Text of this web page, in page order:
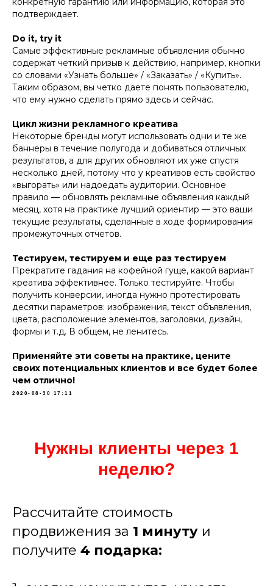
подтверждает.
Do it, try it
Самые эффективные рекламные объявления обычно
содержат четкий призыв к действию, например, кнопки
со словами «Узнать больше» / «Заказать» / «Купить».
Таким образом, вы четко даете понять пользователю,
что ему нужно сделать прямо здесь и сейчас.
Цикл жизни рекламного креатива
Некоторые бренды могут использовать одни и те же
баннеры в течение полугода и добиваться отличных
результатов, а для других обновляют их уже спустя
несколько дней, потому что у креативов есть свойство
«выгорать» или надоедать аудитории. Основное
правило — обновлять рекламные объявления каждый
месяц, хотя на практике лучший ориентир — это ваши
текущие результаты, сделанные в ходе формирования
промежуточных отчетов.
Тестируем, тестируем и еще раз тестируем
Прекратите гадания на кофейной гуще, какой вариант
креатива эффективнее. Только тестируйте. Чтобы
получить конверсии, иногда нужно протестировать
десятки параметров: изображения, текст объявления,
цвета, расположение элементов, заголовки, дизайн,
формы и т.д. В общем, не ленитесь.
Применяйте эти советы на практике, цените
своих потенциальных клиентов и все будет более
чем отлично!
2020-08-30 17:11
Нужны клиенты через 1
неделю?
Рассчитайте стоимость
продвижения за 1 минуту и
получите 4 подарка: